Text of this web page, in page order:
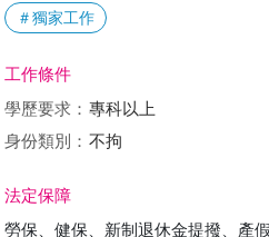
＃獨家工作
工作條件
學歷要求： 專科以上
身份類別： 不拘
法定保障
勞保、健保、新制退休金提撥、產假